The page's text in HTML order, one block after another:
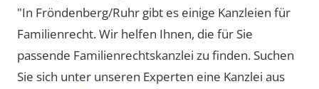
"In Fröndenberg/Ruhr gibt es einige Kanzleien für
Familienrecht. Wir helfen Ihnen, die für Sie
passende Familienrechtskanzlei zu finden. Suchen
Sie sich unter unseren Experten eine Kanzlei aus